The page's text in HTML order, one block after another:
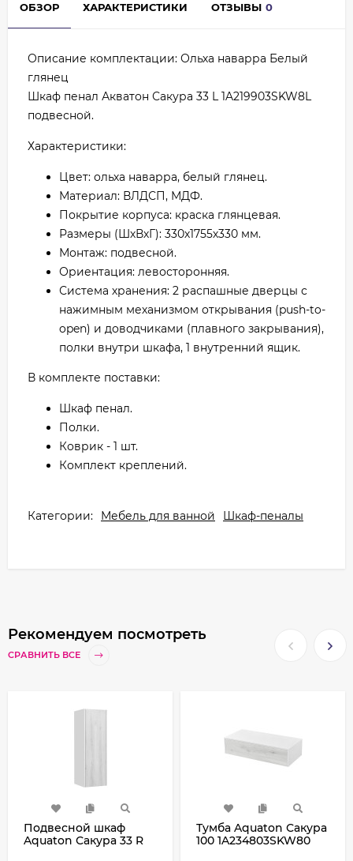
ОБЗОР ХАРАКТЕРИСТИКИ ОТЗЫВЫ 0
Описание комплектации: Ольха наварра Белый
глянец
Шкаф пенал Акватон Сакура 33 L 1A219903SKW8L
подвесной.
Характеристики:
Цвет: ольха наварра, белый глянец.
Материал: ВЛДСП, МДФ.
Покрытие корпуса: краска глянцевая.
Размеры (ШхВхГ): 330х1755х330 мм.
Монтаж: подвесной.
Ориентация: левосторонняя.
Система хранения: 2 распашные дверцы с
нажимным механизмом открывания (push-to-
open) и доводчиками (плавного закрывания),
полки внутри шкафа, 1 внутренний ящик.
В комплекте поставки:
Шкаф пенал.
Полки.
Коврик - 1 шт.
Комплект креплений.
Категории: Мебель для ванной Шкаф-пеналы
Рекомендуем посмотреть
СРАВНИТЬ ВСЕ
Подвесной шкаф
Aquaton Сакура 33 R
Тумба Aquaton Сакура
100 1A234803SKW80